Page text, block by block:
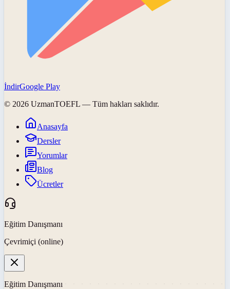
İndirGoogle Play
© 2026 UzmanTOEFL — Tüm hakları saklıdır.
Anasayfa
Dersler
Yorumlar
Blog
Ücretler
Eğitim Danışmanı
Çevrimiçi (online)
Eğitim Danışmanı